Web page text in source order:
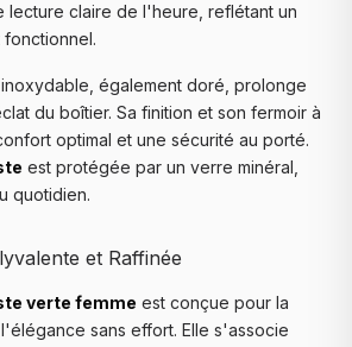
lecture claire de l'heure, reflétant un
fonctionnel.
également doré, prolonge
du boîtier. Sa finition et son fermoir à
optimal et une sécurité au porté.
est protégée par un verre minéral,
quotidien.
et Raffinée
verte femme est conçue pour la
sans effort. Elle s'associe